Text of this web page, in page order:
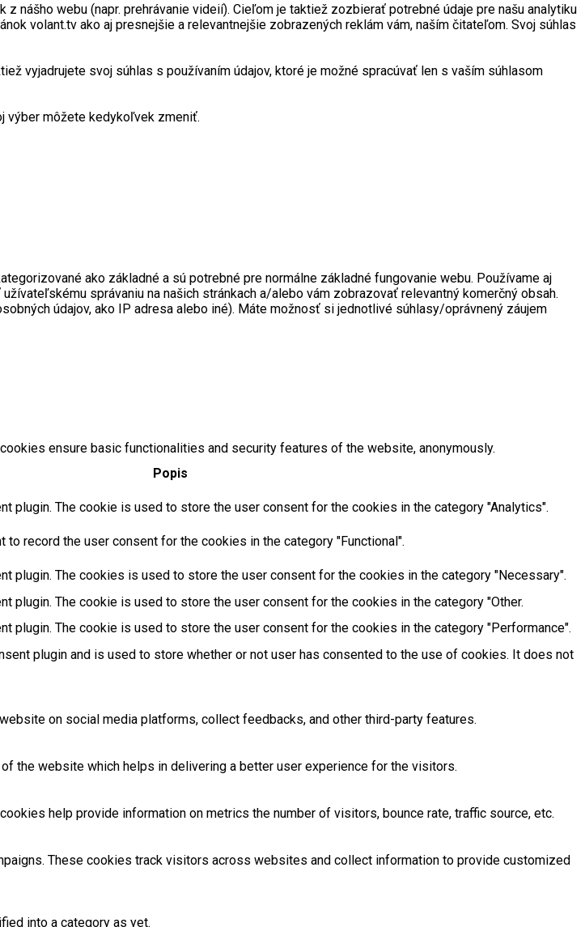
nášho webu (napr. prehrávanie videií). Cieľom je taktiež zozbierať potrebné údaje pre našu analytiku
volant.tv ako aj presnejšie a relevantnejšie zobrazených reklám vám, naším čitateľom. Svoj súhlas
vyjadrujete svoj súhlas s používaním údajov, ktoré je možné spracúvať len s vaším súhlasom
výber môžete kedykoľvek zmeniť.
ako základné a sú potrebné pre normálne základné fungovanie webu. Používame aj
správaniu na našich stránkach a/alebo vám zobrazovať relevantný komerčný obsah.
údajov, ako IP adresa alebo iné). Máte možnosť si jednotlivé súhlasy/oprávnený záujem
ensure basic functionalities and security features of the website, anonymously.
Popis
plugin. The cookie is used to store the user consent for the cookies in the category "Analytics".
record the user consent for the cookies in the category "Functional".
plugin. The cookies is used to store the user consent for the cookies in the category "Necessary".
plugin. The cookie is used to store the user consent for the cookies in the category "Other.
plugin. The cookie is used to store the user consent for the cookies in the category "Performance".
plugin and is used to store whether or not user has consented to the use of cookies. It does not
on social media platforms, collect feedbacks, and other third-party features.
the website which helps in delivering a better user experience for the visitors.
help provide information on metrics the number of visitors, bounce rate, traffic source, etc.
These cookies track visitors across websites and collect information to provide customized
into a category as yet.